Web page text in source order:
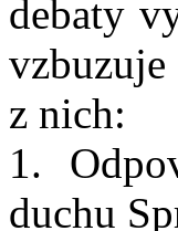
debaty
z nich:
1.
duchu